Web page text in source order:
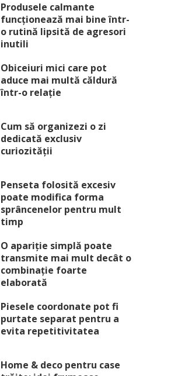
Produsele calmante
funcționează mai bine într-
o rutină lipsită de agresori
inutili
Obiceiuri mici care pot
aduce mai multă căldură
într-o relație
Cum să organizezi o zi
dedicată exclusiv
curiozității
Penseta folosită excesiv
poate modifica forma
sprâncenelor pentru mult
timp
O apariție simplă poate
transmite mai mult decât o
combinație foarte
elaborată
Piesele coordonate pot fi
purtate separat pentru a
evita repetitivitatea
Home & deco pentru case